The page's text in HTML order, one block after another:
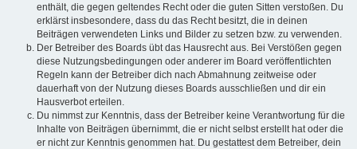
enthält, die gegen geltendes Recht oder die guten Sitten verstoßen. Du
erklärst insbesondere, dass du das Recht besitzt, die in deinen
Beiträgen verwendeten Links und Bilder zu setzen bzw. zu verwenden.
Der Betreiber des Boards übt das Hausrecht aus. Bei Verstößen gegen
diese Nutzungsbedingungen oder anderer im Board veröffentlichten
Regeln kann der Betreiber dich nach Abmahnung zeitweise oder
dauerhaft von der Nutzung dieses Boards ausschließen und dir ein
Hausverbot erteilen.
Du nimmst zur Kenntnis, dass der Betreiber keine Verantwortung für die
Inhalte von Beiträgen übernimmt, die er nicht selbst erstellt hat oder die
er nicht zur Kenntnis genommen hat. Du gestattest dem Betreiber, dein